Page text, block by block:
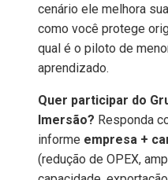
cenário ele melhora
como você protege
qual é o piloto de
aprendizado.
Quer participar do
Imersão? Responda
informe empresa +
(redução de OPEX,